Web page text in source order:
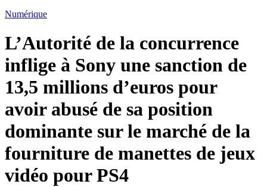
Numérique
L’Autorité de la concurrence
inflige à Sony une sanction de
13,5 millions d’euros pour
avoir abusé de sa position
dominante sur le marché de la
fourniture de manettes de jeux
vidéo pour PS4